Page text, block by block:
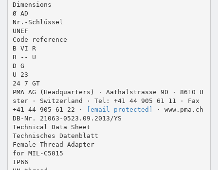
Dimensions
Ø AD
Nr.-Schlüssel
UNEF
Code reference
B VI R
B -- U
D G
U 23
24 7 GT
PMA AG (Headquarters) · Aathalstrasse 90 · 8610 U
ster · Switzerland · Tel: +41 44 905 61 11 · Fax
+41 44 905 61 22 ·
[email protected]
· www.pma.ch
DB-Nr. 21063-0523.09.2013/YS
Technical Data Sheet
Technisches Datenblatt
Female Thread Adapter
for MIL-C5015
IP66